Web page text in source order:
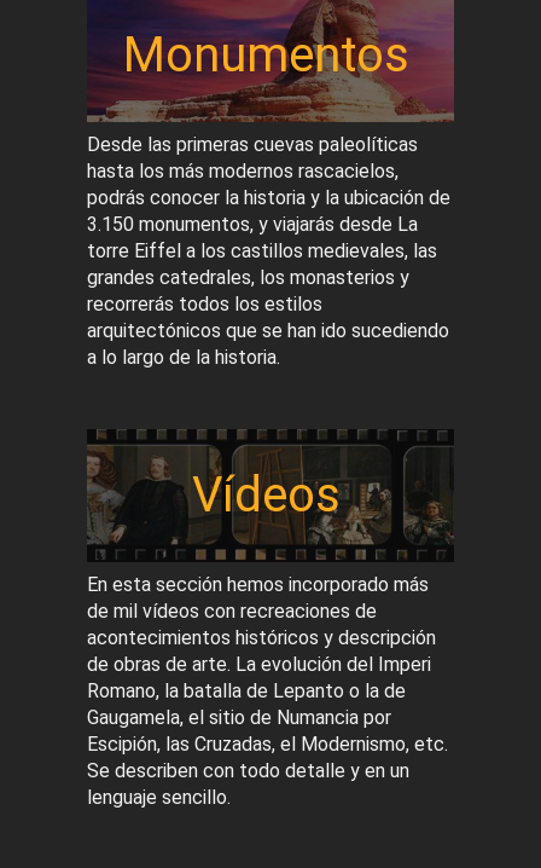
Monumentos
Desde las primeras cuevas paleolíticas
hasta los más modernos rascacielos,
podrás conocer la historia y la ubicación de
3.150 monumentos, y viajarás desde La
torre Eiffel a los castillos medievales, las
grandes catedrales, los monasterios y
recorrerás todos los estilos
arquitectónicos que se han ido sucediendo
a lo largo de la historia.
Vídeos
En esta sección hemos incorporado más
de mil vídeos con recreaciones de
acontecimientos históricos y descripción
de obras de arte. La evolución del Imperi
Romano, la batalla de Lepanto o la de
Gaugamela, el sitio de Numancia por
Escipión, las Cruzadas, el Modernismo, etc.
Se describen con todo detalle y en un
lenguaje sencillo.